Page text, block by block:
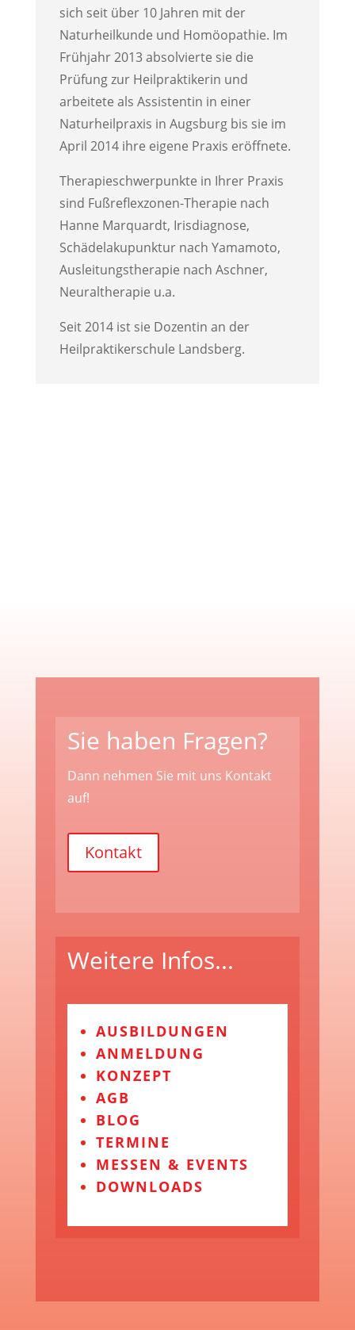
sich seit über 10 Jahren mit der
Naturheilkunde und Homöopathie. Im
Frühjahr 2013 absolvierte sie die
Prüfung zur Heilpraktikerin und
arbeitete als Assistentin in einer
Naturheilpraxis in Augsburg bis sie im
April 2014 ihre eigene Praxis eröffnete.
Therapieschwerpunkte in Ihrer Praxis
sind Fußreflexzonen-Therapie nach
Hanne Marquardt, Irisdiagnose,
Schädelakupunktur nach Yamamoto,
Ausleitungstherapie nach Aschner,
Neuraltherapie u.a.
Seit 2014 ist sie Dozentin an der
Heilpraktikerschule Landsberg.
Sie haben Fragen?
Dann nehmen Sie mit uns Kontakt
auf!
Kontakt
Weitere Infos...
AUSBILDUNGEN
ANMELDUNG
KONZEPT
AGB
BLOG
TERMINE
MESSEN & EVENTS
DOWNLOADS